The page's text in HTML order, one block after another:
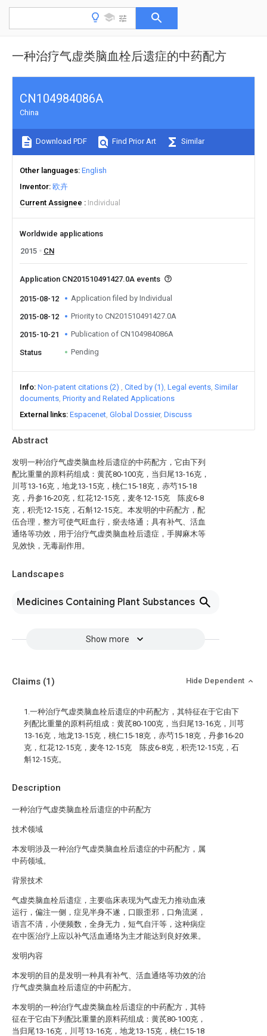
一种治疗气虚类脑血栓后遗症的中药配方
Abstract
发明一种治疗气虚类脑血栓后遗症的中药配方，它由下列
配比重量的原料药组成：黄芪80-100克，当归尾13-16克，
川芎13-16克，地龙13-15克，桃仁15-18克，赤芍15-18
克，丹参16-20克，红花12-15克，麦冬12-15克 陈皮6-8
克，积壳12-15克，石斛12-15克。本发明的中药配方，配
伍合理，整方可使气旺血行，瘀去络通；具有补气、活血
通络等功效，用于治疗气虚类脑血栓后遗症，手脚麻木等
见效快，无毒副作用。
Landscapes
Medicines Containing Plant Substances
Show more
CN104984086A
China
Download PDF Find Prior Art Similar
Other languages English
Inventor 欧卉
Current Assignee
Individual
Worldwide applications
2015
CN
Application CN201510491427.0A events
2015-08-12 Application filed by Individual
2015-08-12 Priority to CN201510491427.0A
2015-10-21 Publication of CN104984086A
Status Pending
Info Non-patent citations (2) Cited by (1) Legal events Similar
documents Priority and Related Applications
External links Espacenet Global Dossier Discuss
Description
一种治疗气虚类脑血栓后遗症的中药配方
技术领域
本发明涉及一种治疗气虚类脑血栓后遗症的中药配方，属
中药领域。
背景技术
气虚类脑血栓后遗症，主要临床表现为气虚无力推动血液
运行，偏注一侧，症见半身不遂，口眼歪邪，口角流涎，
语言不清，小便频数，全身无力，短气自汗等，这种病症
在中医治疗上应以补气活血通络为主才能达到良好效果。
发明内容
本发明的目的是发明一种具有补气、活血通络等功效的治
疗气虚类脑血栓后遗症的中药配方。
本发明的一种治疗气虚类脑血栓后遗症的中药配方，其特
征在于它由下列配比重量的原料药组成：黄芪80-100克，
当归尾13-16克，川芎13-16克，地龙13-15克，桃仁15-18
Claims (1) Hide Dependent
1.一种治疗气虚类脑血栓后遗症的中药配方，其特征在于它由下
列配比重量的原料药组成：黄芪80-100克，当归尾13-16克，川芎
13-16克，地龙13-15克，桃仁15-18克，赤芍15-18克，丹参16-20
克，红花12-15克，麦冬12-15克 陈皮6-8克，积壳12-15克，石
斛12-15克。